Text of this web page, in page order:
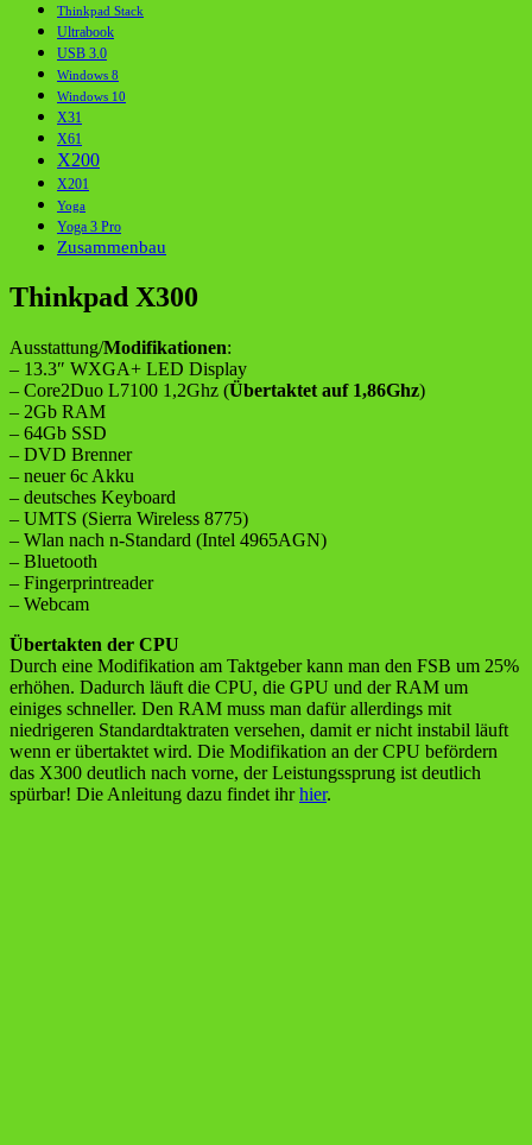
Thinkpad Stack
Ultrabook
USB 3.0
Windows 8
Windows 10
X31
X61
X200
X201
Yoga
Yoga 3 Pro
Zusammenbau
Thinkpad X300
Ausstattung/Modifikationen:
– 13.3″ WXGA+ LED Display
– Core2Duo L7100 1,2Ghz (Übertaktet auf 1,86Ghz)
– 2Gb RAM
– 64Gb SSD
– DVD Brenner
– neuer 6c Akku
– deutsches Keyboard
– UMTS (Sierra Wireless 8775)
– Wlan nach n-Standard (Intel 4965AGN)
– Bluetooth
– Fingerprintreader
– Webcam
Übertakten der CPU
Durch eine Modifikation am Taktgeber kann man den FSB um 25%
erhöhen. Dadurch läuft die CPU, die GPU und der RAM um
einiges schneller. Den RAM muss man dafür allerdings mit
niedrigeren Standardtaktraten versehen, damit er nicht instabil läuft
wenn er übertaktet wird. Die Modifikation an der CPU befördern
das X300 deutlich nach vorne, der Leistungssprung ist deutlich
spürbar! Die Anleitung dazu findet ihrhier.